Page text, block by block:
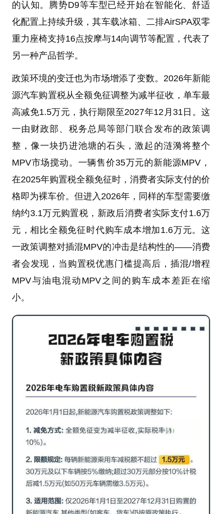
的认知。腾势D9等车型已经开始在智能化、舒适
化配置上持续升级，其车载冰箱、二排AirSPA双零
重力座椅支持16点按摩与14向调节等配置，代表了
另一种产品哲学。
政策环境的变迁也为市场增添了变数。2026年新能
源汽车购置税从全额免征调整为减半征收，单车最
高减免1.5万元，执行期限至2027年12月31日。这
一由财政部、税务总局等部门联合发布的政策调
整，像一块扔进池塘的石头，激起的涟漪将整个
MPV市场搅动。一辆售价35万元的新能源MPV，
在2025年购置税全额免征时，消费者实际支付的价
格即为裸车价。但进入2026年，同样的车型需要缴
纳约3.1万元购置税，新政后消费者实际支付1.6万
元，相比全额免征时代购车成本增加1.6万元。这
一政策调整对插混MPV的冲击是结构性的——消费
者会发现，当购置税优惠门槛提高后，插混/增程
MPV与油电混动MPV之间的购车成本差距在缩
小。